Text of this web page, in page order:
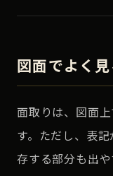
図面でよく
面取りは、図面
す。ただし、表
存する部分も出や